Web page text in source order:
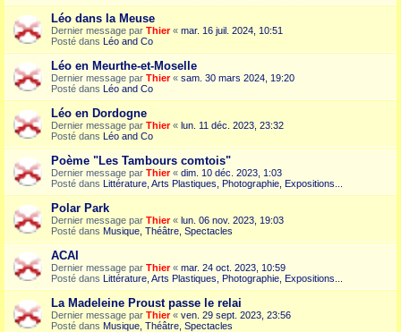
Léo dans la Meuse
Dernier message par Thier« mar. 16 juil. 2024, 10:51
Posté dans Léo and Co
Léo en Meurthe-et-Moselle
Dernier message par Thier« sam. 30 mars 2024, 19:20
Posté dans Léo and Co
Léo en Dordogne
Dernier message par Thier« lun. 11 déc. 2023, 23:32
Posté dans Léo and Co
Poème "Les Tambours comtois"
Dernier message par Thier« dim. 10 déc. 2023, 1:03
Posté dans Littérature, Arts Plastiques, Photographie, Expositions...
Polar Park
Dernier message par Thier« lun. 06 nov. 2023, 19:03
Posté dans Musique, Théâtre, Spectacles
ACAI
Dernier message par Thier« mar. 24 oct. 2023, 10:59
Posté dans Littérature, Arts Plastiques, Photographie, Expositions...
La Madeleine Proust passe le relai
Dernier message par Thier« ven. 29 sept. 2023, 23:56
Posté dans Musique, Théâtre, Spectacles